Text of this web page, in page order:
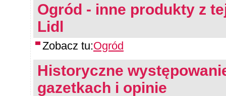
Ogród - inne produkty z
Lidl
Zobacz tu:Ogród
Historyczne
gazetkach i opinie